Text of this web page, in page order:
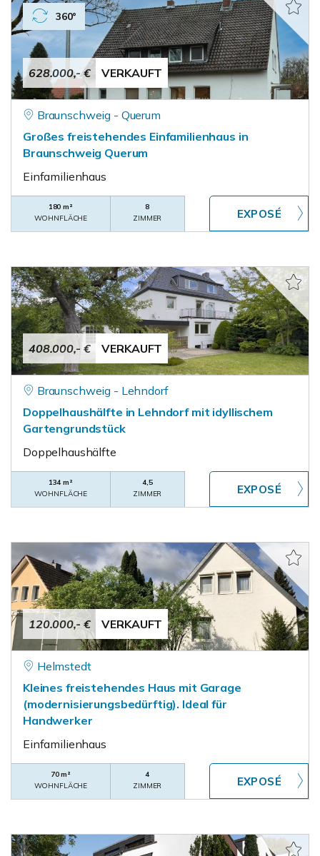
628.000,- € VERKAUFT
360°
Braunschweig - Querum
Großes freistehendes Einfamilienhaus in
Braunschweig Querum
Einfamilienhaus
180 m²
WOHNFLÄCHE
8
ZIMMER
408.000,- € VERKAUFT
Braunschweig - Lehndorf
Doppelhaushälfte in Lehndorf mit idyllischem
Gartengrundstück
Doppelhaushälfte
134 m²
WOHNFLÄCHE
4,5
ZIMMER
120.000,- € VERKAUFT
Helmstedt
Kleines freistehendes Haus mit Garage
(modernisierungsbedürftig). Ideal für
Handwerker
Einfamilienhaus
70 m²
WOHNFLÄCHE
4
ZIMMER